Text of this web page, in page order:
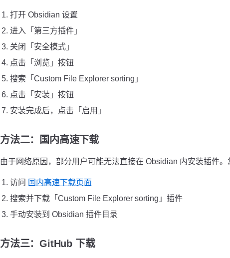
打开 Obsidian 设置
进入「第三方插件」
关闭「安全模式」
点击「浏览」按钮
搜索「Custom File Explorer sorting」
点击「安装」按钮
安装完成后，点击「启用」
方法二：国内高速下载
由于网络原因，部分用户可能无法直接在 Obsidian 内安装插件。
访问 国内高速下载页面
搜索并下载「Custom File Explorer sorting」插件
手动安装到 Obsidian 插件目录
方法三：GitHub 下载